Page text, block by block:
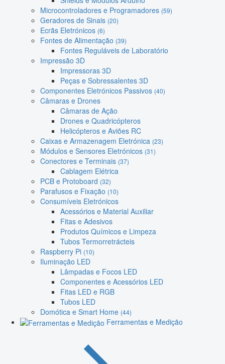
Microcontroladores e Programadores (59)
Geradores de Sinais (20)
Ecrãs Eletrónicos (6)
Fontes de Alimentação (39)
Fontes Reguláveis de Laboratório
Impressão 3D
Impressoras 3D
Peças e Sobressalentes 3D
Componentes Eletrónicos Passivos (40)
Câmaras e Drones
Câmaras de Ação
Drones e Quadricópteros
Helicópteros e Aviões RC
Caixas e Armazenagem Eletrónica (23)
Módulos e Sensores Eletrónicos (31)
Conectores e Terminais (37)
Cablagem Elétrica
PCB e Protoboard (32)
Parafusos e Fixação (10)
Consumíveis Eletrónicos
Acessórios e Material Auxiliar
Fitas e Adesivos
Produtos Químicos e Limpeza
Tubos Termorretrácteis
Raspberry Pi (10)
Iluminação LED
Lâmpadas e Focos LED
Componentes e Acessórios LED
Fitas LED e RGB
Tubos LED
Domótica e Smart Home (44)
Ferramentas e Medição